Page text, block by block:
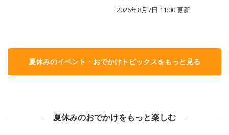
2026年8月7日 11:00更新
夏休みのイベント・おでかけトピックスをもっと見る
夏休みのおでかけをもっと楽しむ